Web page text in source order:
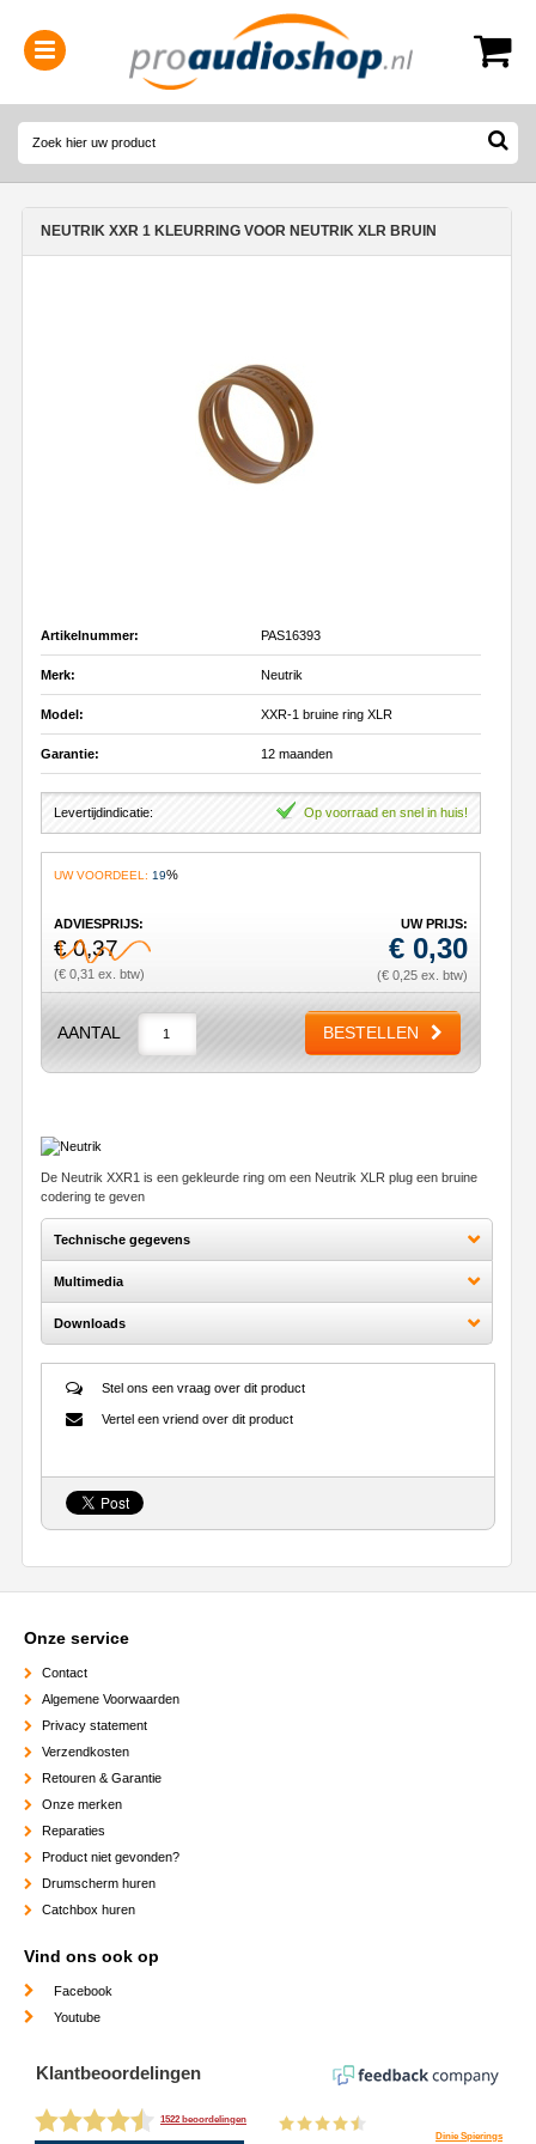
0314-364515
NEUTRIK XXR 1 KLEURRING VOOR NEUTRIK XLR BRUIN
Artikelnummer: PAS16393
Merk: Neutrik
Model: XXR-1 bruine ring XLR
Garantie: 12 maanden
Levertijdindicatie: Op voorraad en snel in huis!
UW VOORDEEL: 19%
ADVIESPRIJS:
€ 0,37
(€ 0,31 ex. btw)
UW PRIJS:
€ 0,30
(€ 0,25 ex. btw)
AANTAL BESTELLEN
De Neutrik XXR1 is een gekleurde ring om een Neutrik XLR plug een bruine
codering te geven
Technische gegevens
Multimedia
Downloads
Vertel een vriend over dit product
Stel ons een vraag over dit product
Onze service
Contact
Algemene Voorwaarden
Privacy statement
Verzendkosten
Retouren & Garantie
Onze merken
Reparaties
Product niet gevonden?
Drumscherm huren
Catchbox huren
Vind ons ook op
Facebook
Youtube
Klantbeoordelingen
1522 beoordelingen
Dinie Spierings